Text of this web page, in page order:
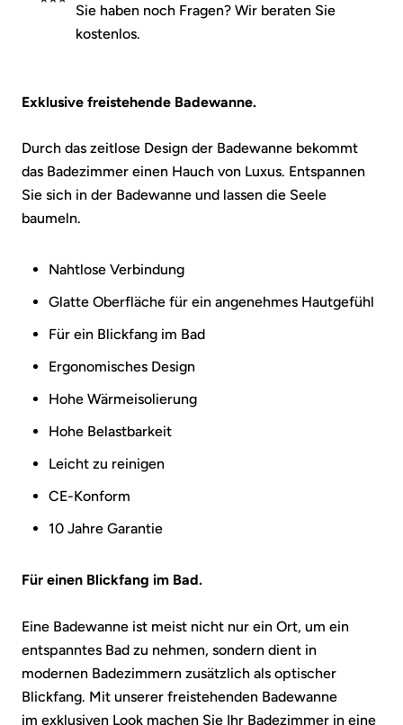
Sie haben noch Fragen? Wir beraten Sie
kostenlos.
Exklusive freistehende Badewanne.
Durch das zeitlose Design der Badewanne bekommt
das Badezimmer einen Hauch von Luxus. Entspannen
Sie sich in der Badewanne und lassen die Seele
baumeln.
Nahtlose Verbindung
Glatte Oberfläche für ein angenehmes Hautgefühl
Für ein Blickfang im Bad
Ergonomisches Design
Hohe Wärmeisolierung
Hohe Belastbarkeit
Leicht zu reinigen
CE-Konform
10 Jahre Garantie
Für einen Blickfang im Bad.
Eine Badewanne ist meist nicht nur ein Ort, um ein
entspanntes Bad zu nehmen, sondern dient in
modernen Badezimmern zusätzlich als optischer
Blickfang. Mit unserer freistehenden Badewanne
im exklusiven Look machen Sie Ihr Badezimmer in eine